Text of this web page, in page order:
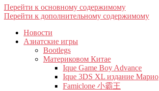
Перейти к основному содержимому
Перейти к дополнительному содержимому
Новости
Азиатские игры
Bootlegs
Материковом Китае
Ique Game Boy Advance
Ique 3DS XL издание Марио
Famiclone 小霸王